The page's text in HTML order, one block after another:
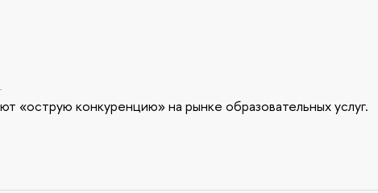
«острую конкуренцию» на рынке образовательных услуг.